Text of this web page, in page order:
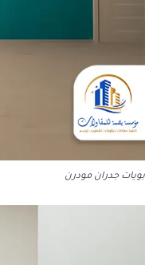
بويات جدران مودرن